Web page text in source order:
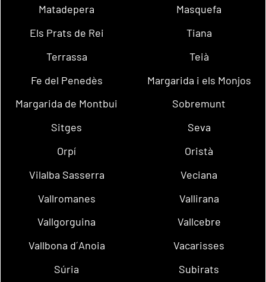
Matadepera
Masquefa
Els Prats de Rei
Tiana
Terrassa
Teià
Fe del Penedès
Margarida i els Monjos
Margarida de Montbui
Sobremunt
Sitges
Seva
Orpí
Oristà
Vilalba Sasserra
Veciana
Vallromanes
Vallirana
Vallgorguina
Vallcebre
Vallbona d´Anoia
Vacarisses
Súria
Subirats